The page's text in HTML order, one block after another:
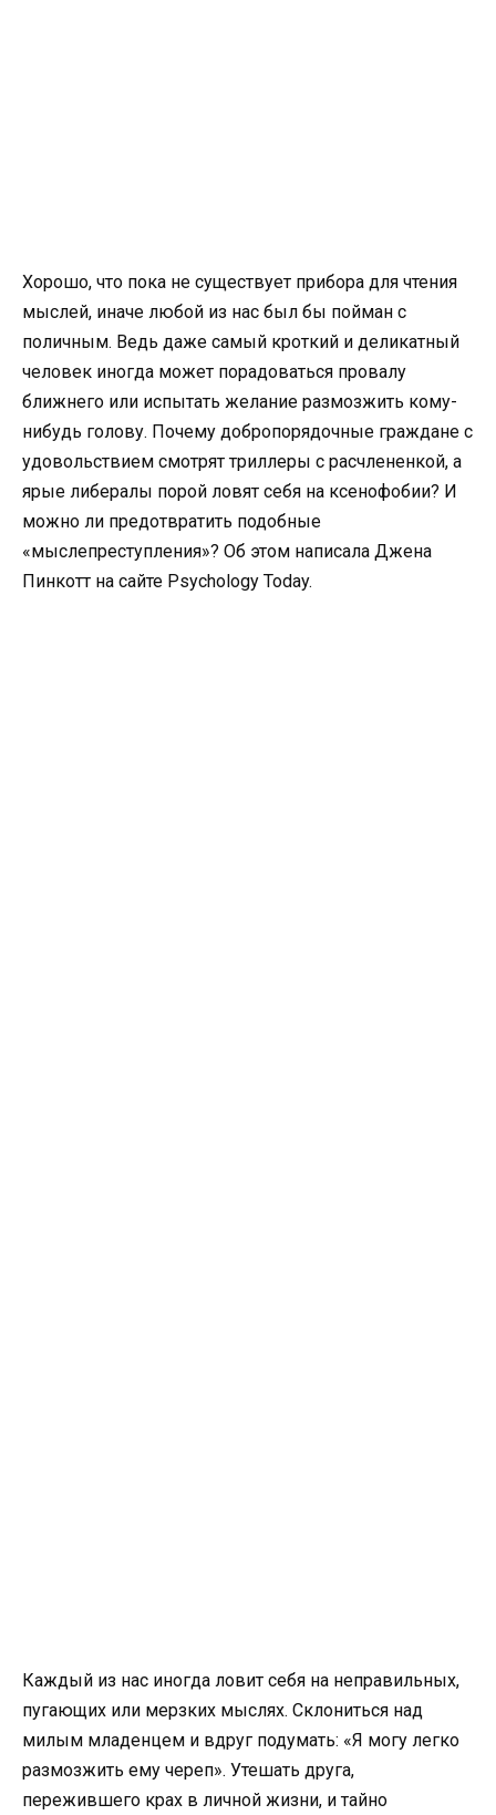
Хорошо, что пока не существует прибора для чтения
мыслей, иначе любой из нас был бы пойман с
поличным. Ведь даже самый кроткий и деликатный
человек иногда может порадоваться провалу
ближнего или испытать желание размозжить кому-
нибудь голову. Почему добропорядочные граждане с
удовольствием смотрят триллеры с расчлененкой, а
ярые либералы порой ловят себя на ксенофобии? И
можно ли предотвратить подобные
«мыслепреступления»? Об этом написала Джена
Пинкотт на сайте Psychology Today.
Каждый из нас иногда ловит себя на неправильных,
пугающих или мерзких мыслях. Склониться над
милым младенцем и вдруг подумать: «Я могу легко
размозжить ему череп». Утешать друга,
пережившего крах в личной жизни, и тайно